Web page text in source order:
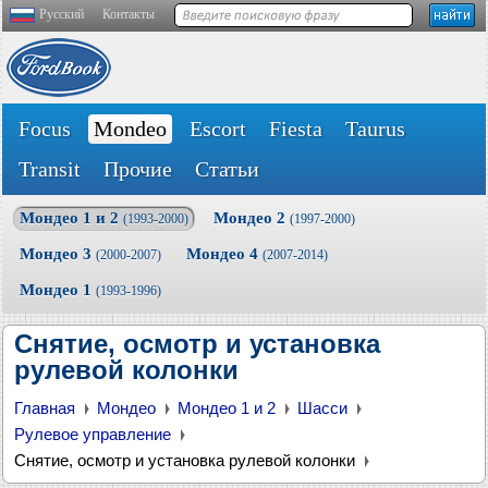
Русский Контакты
Focus Mondeo Escort Fiesta
Taurus
Transit
Прочие Статьи
Мондео 1 и 2 (1993-2000) Мондео 2 (1997-2000)
Мондео 3 (2000-2007) Мондео 4 (2007-2014)
Мондео 1 (1993-1996)
Снятие, осмотр и установка
рулевой колонки
Главная Мондео Мондео 1 и 2
Шасси
Рулевое управление
Снятие, осмотр и установка рулевой колонки